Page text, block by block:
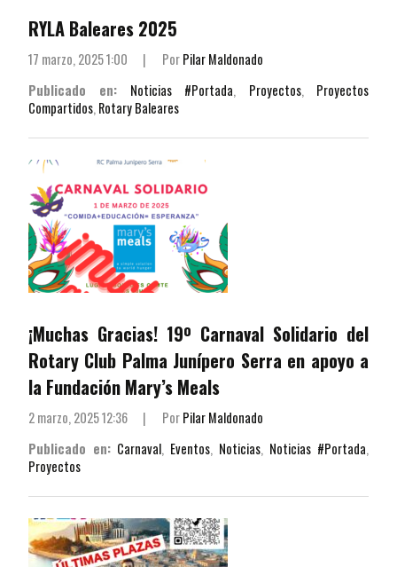
RYLA Baleares 2025
17 marzo, 2025 1:00 | PorPilar Maldonado
Publicado en:
Noticias #Portada, Proyectos, Proyectos
Compartidos, Rotary Baleares
¡Muchas Gracias! 19º Carnaval Solidario del
Rotary Club Palma Junípero Serra en apoyo a
la Fundación Mary’s Meals
2 marzo, 2025 12:36 | PorPilar Maldonado
Publicado en: Carnaval, Eventos, Noticias, Noticias #Portada,
Proyectos